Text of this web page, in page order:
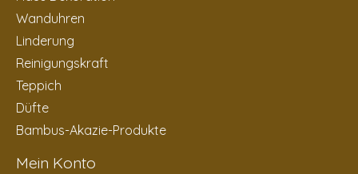
Wanduhren
Linderung
Reinigungskraft
Teppich
Düfte
Bambus-Akazie-Produkte
Mein Konto